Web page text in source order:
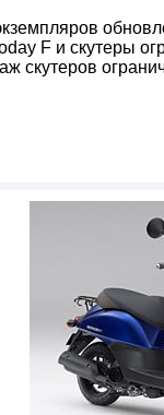
F и скутеры
скутеров